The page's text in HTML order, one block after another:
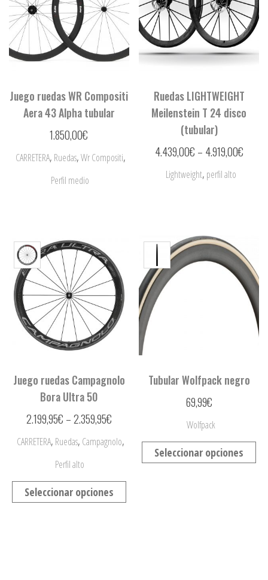
Juego ruedas WR Compositi
Aera 43 Alpha tubular
1.850,00€
CARRETERA, Ruedas,Wr Compositi,
Perfil medio
Ruedas LIGHTWEIGHT
Meilenstein T 24 disco
(tubular)
4.439,00€ – 4.919,00€
Lightweight, perfil alto
Juego ruedas Campagnolo
Bora Ultra 50
2.199,95€ –2.359,95€
CARRETERA, Ruedas, Campagnolo,
Perfil alto
Seleccionar opciones
Tubular Wolfpack negro
69,99€
Wolfpack
Seleccionar opciones